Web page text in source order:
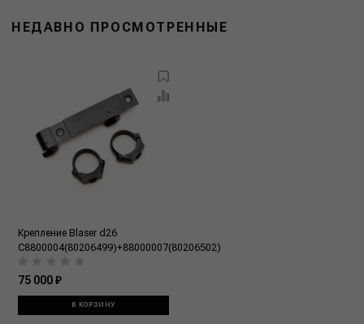
НЕДАВНО ПРОСМОТРЕННЫЕ
Крепление Blaser d26
C8800004(80206499)+88000007(80206502)
75 000 ₽
В КОРЗИНУ